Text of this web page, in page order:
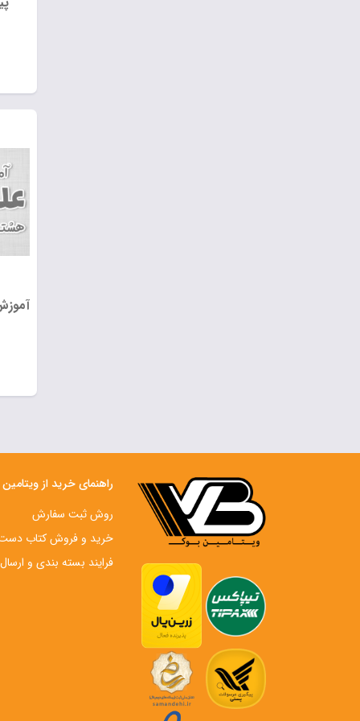
راهنمای خرید از
روش ثبت سفارش
خرید و فروش کتاب دست‌
فرایند بسته بندی و ارسال